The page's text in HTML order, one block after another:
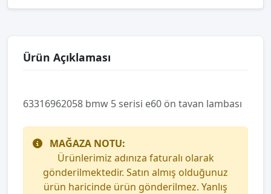
Ürün Açıklaması
63316962058 bmw 5 serisi e60 ön tavan lambası
MAĞAZA NOTU:
Ürünlerimiz adınıza faturalı olarak
gönderilmektedir. Satın almış olduğunuz
ürün haricinde ürün gönderilmez. Yanlış